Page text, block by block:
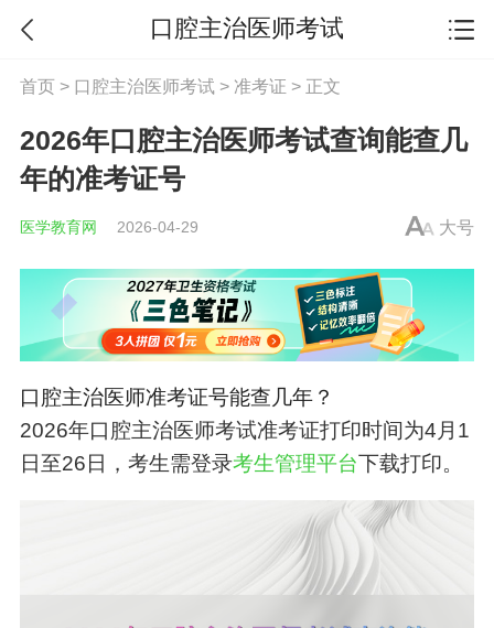
口腔主治医师考试
首页> 口腔主治医师考试 > 准考证 > 正文
2026年口腔主治医师考试查询能查几
年的准考证号
医学教育网 2026-04-29 大号
口腔主治医师准考证号能查几年？
2026年口腔主治医师考试准考证打印时间为4月1
日至26日，考生需登录考生管理平台下载打印。